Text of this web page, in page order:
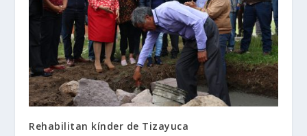
Rehabilitan kínder de Tizayuca